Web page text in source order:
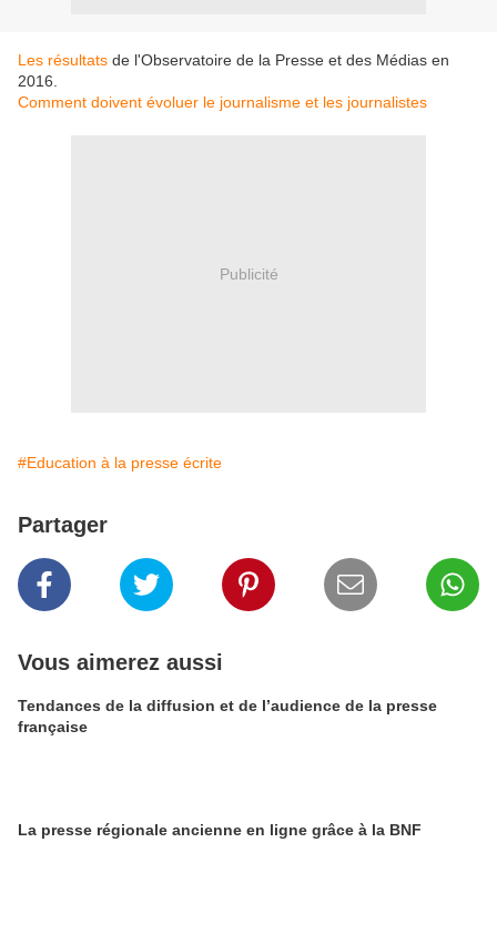
Les résultats de l'Observatoire de la Presse et des Médias en
2016.
Comment doivent évoluer le journalisme et les journalistes
Publicité
#Education à la presse écrite
Partager
Vous aimerez aussi
Tendances de la diffusion et de l’audience de la presse
française
La presse régionale ancienne en ligne grâce à la BNF